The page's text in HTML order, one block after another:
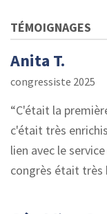
TÉMOIGNAGES
Anita T.
congressiste 2025
C'était la
c'était très
lien avec le
congrès était